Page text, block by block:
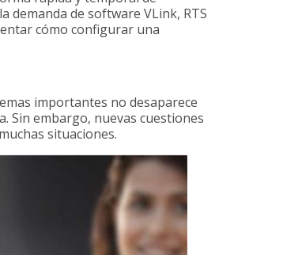
demanda de software VLink, RTS
cómo configurar una
importantes no desaparece
Sin embargo, nuevas cuestiones
situaciones.